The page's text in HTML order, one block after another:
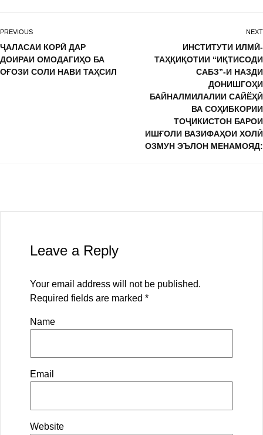
PREVIOUS
ҶАЛАСАИ КОРӢ ДАР
ДОИРАИ ОМОДАГИҲО БА
ОҒОЗИ СОЛИ НАВИ ТАҲСИЛ
NEXT
ИНСТИТУТИ ИЛМӢ-
ТАҲҚИҚОТИИ “ИҚТИСОДИ
САБЗ”-И НАЗДИ
ДОНИШГОҲИ
БАЙНАЛМИЛАЛИИ САЙЁҲӢ
ВА СОҲИБКОРИИ
ТОҶИКИСТОН БАРОИ
ИШҒОЛИ ВАЗИФАҲОИ ХОЛӢ
ОЗМУН ЭЪЛОН МЕНАМОЯД:
Leave a Reply
Your email address will not be published.
Required fields are marked *
Name
Email
Website